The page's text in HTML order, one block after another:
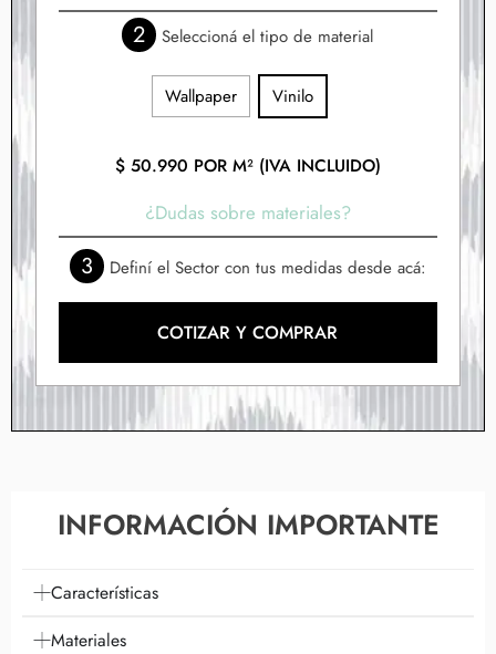
2 Seleccioná el tipo de material
Wallpaper Vinilo
$50.990 POR M² (IVA INCLUIDO)
¿Dudas sobre materiales?
3 Definí el Sector con tus medidas desde acá:
COTIZAR Y COMPRAR
INFORMACIÓN IMPORTANTE
Características
Materiales